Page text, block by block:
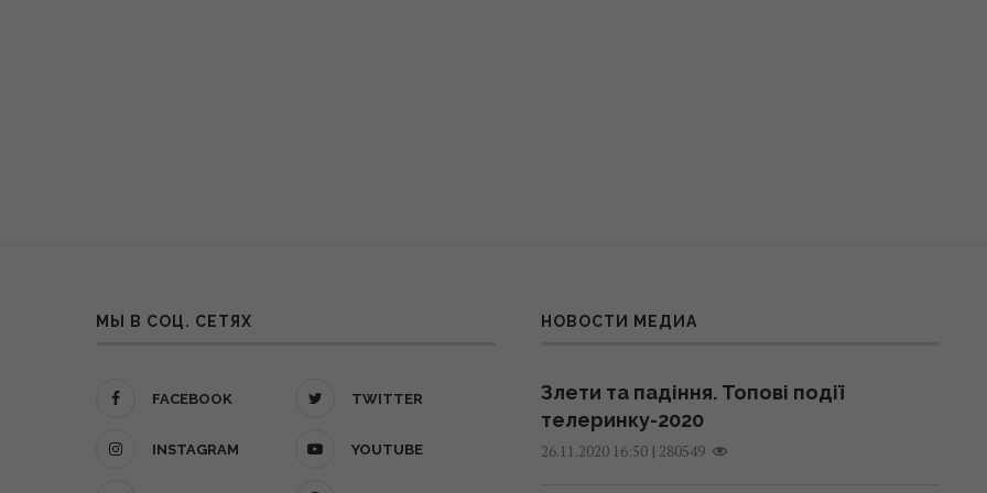
МЫ В СОЦ. СЕТЯХ
FACEBOOK TWITTER
INSTAGRAM YOUTUBE
НОВОСТИ МЕДИА
Злети та падіння. Топові події
телеринку-2020
26.11.2020 16:50| 280549